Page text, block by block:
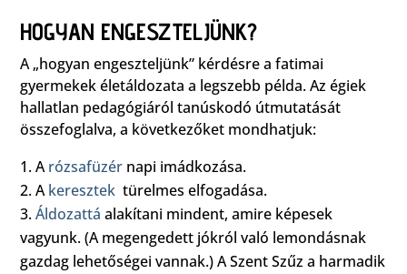
HOGYAN ENGESZTELJÜNK?
A „hogyan engeszteljünk” kérdésre a fatimai
gyermekek életáldozata a legszebb példa. Az égiek
hallatlan pedagógiáról tanúskodó útmutatását
összefoglalva, a következőket mondhatjuk:
Arózsafüzérnapi imádkozása.
Akeresztektürelmes elfogadása.
Áldozattá alakítani mindent, amire képesek
vagyunk. (A megengedett jókról való lemondásnak
gazdag lehetőségei vannak.) A Szent Szűz a harmadik